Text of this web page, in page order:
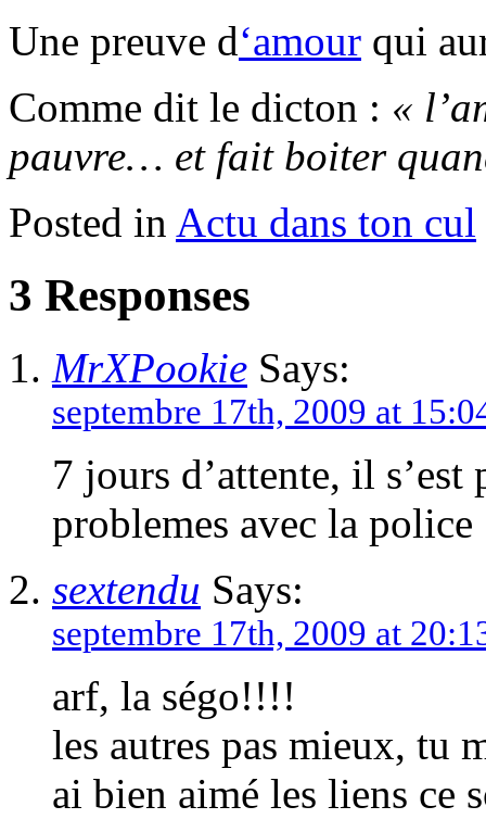
Une preuve d‘amour qui
Comme dit le dicton : «
pauvre… et fait boiter
Posted in Actu dans ton cul
3 Responses
MrXPookie Says:
septembre 17th, 2009 at
7 jours d’attente, il s’est
problemes avec la police
sextendu Says:
septembre 17th, 2009 at
arf, la ségo!!!!
les autres pas mieux, tu
ai bien aimé les liens ce